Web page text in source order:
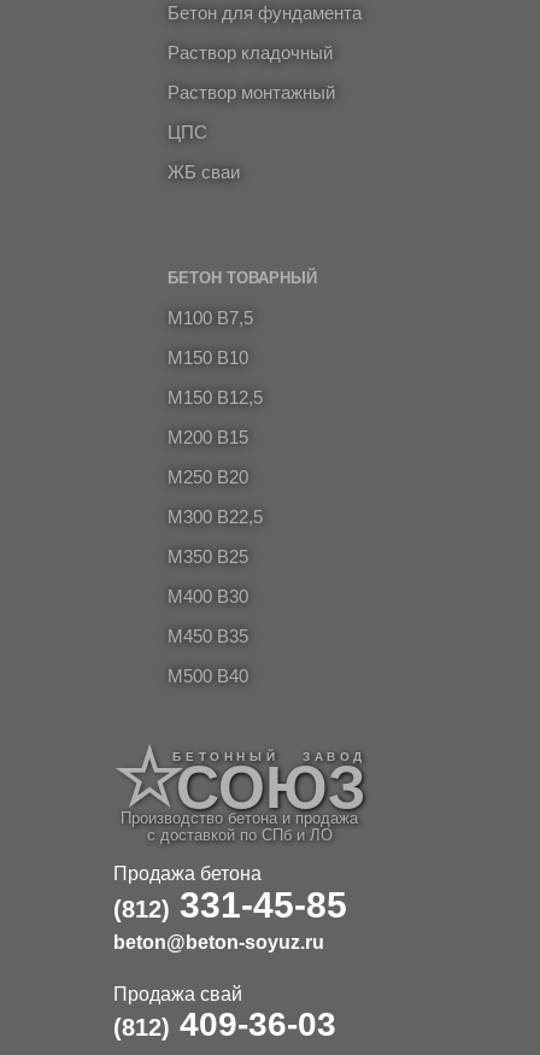
Бетон для фундамента
Раствор кладочный
Раствор монтажный
ЦПС
ЖБ сваи
БЕТОН ТОВАРНЫЙ
M100 B7,5
M150 B10
M150 B12,5
M200 B15
М250 В20
М300 В22,5
М350 В25
M400 B30
M450 B35
M500 B40
БЕТОННЫЙ ЗАВОД
СОЮЗ
Производство бетона и продажа
с доставкой по СПб и ЛО
Продажа бетона
(812) 331-45-85
beton@beton-soyuz.ru
Продажа свай
(812) 409-36-03